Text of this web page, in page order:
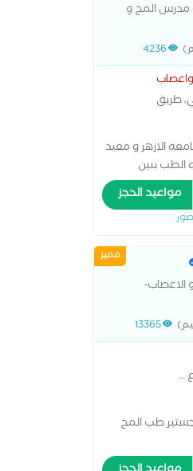
مدرس المخ و
4236
طريق
الازهر و معيد
الطب بنين
مواعيد الحجز
مميز
الاعصاب-
جامعة
13365
...
طب المخ